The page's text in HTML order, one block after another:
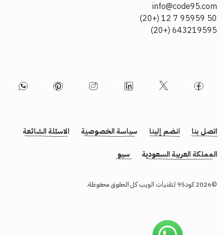
info@code95.com
50 95959 7 12 (+20)
643219595 (+20)
©2026 كود95 لتقنيات الويب كل الحقوق محفوظة.
اتصل بنا انضم إلينا سياسة الخصوصية الاسئلة الشائعة
المملكة العربية السعودية سيو